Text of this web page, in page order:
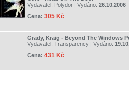
Vydavatel: Polydor | Vydáno: 26.10.2006
Cena: 305 Kč
Grady, Kraig - Beyond The Windows
Vydavatel: Transparency | Vydáno:
Cena: 431 Kč